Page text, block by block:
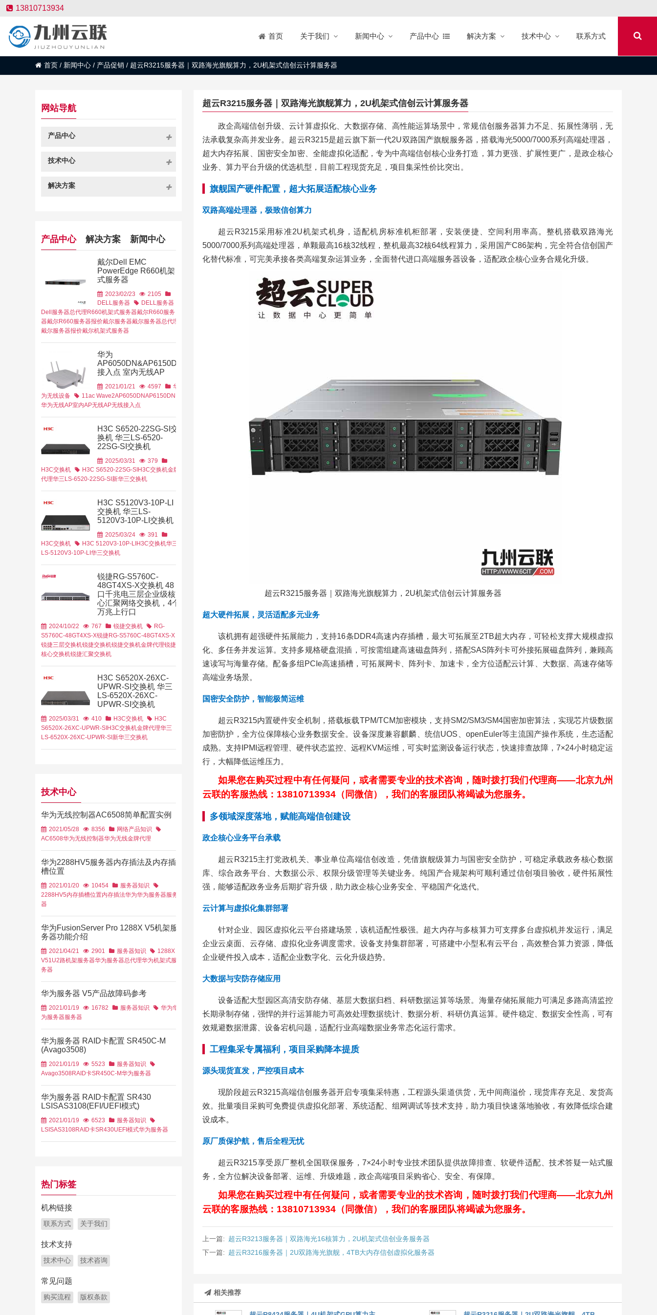
13810713934
首页 关于我们 新闻中心 产品中心 解决方案 技术中心 联系方式
首页 / 新闻中心 / 产品促销 / 超云R3215服务器｜双路海光旗舰算力，2U机架式信创云计算服务器
超云R3215服务器｜双路海光旗舰算力，2U机架式信创云计算服务器
政企高端信创升级、云计算虚拟化、大数据存储、高性能运算场景中，常规信创服务器算力不足、拓展性薄弱，无
法承载复杂高并发业务。超云R3215是超云旗下新一代2U双路国产旗舰服务器，搭载海光5000/7000系列高端处理器，
超大内存拓展、国密安全加密、全能虚拟化适配，专为中高端信创核心业务打造，算力更强、扩展性更广，是政企核心
业务、算力平台升级的优选机型，目前工程现货充足，项目集采性价比突出。
旗舰国产硬件配置，超大拓展适配核心业务
双路高端处理器，极致信创算力
超云R3215采用标准2U机架式机身，适配机房标准机柜部署，安装便捷、空间利用率高。整机搭载双路海光
5000/7000系列高端处理器，单颗最高16核32线程，整机最高32核64线程算力，采用国产C86架构，完全符合信创国产
化替代标准，可完美承接各类高端复杂运算业务，全面替代进口高端服务器设备，适配政企核心业务合规化升级。
超云R3215服务器｜双路海光旗舰算力，2U机架式信创云计算服务器
超大硬件拓展，灵活适配多元业务
该机拥有超强硬件拓展能力，支持16条DDR4高速内存插槽，最大可拓展至2TB超大内存，可轻松支撑大规模虚拟
化、多任务并发运算。支持多规格硬盘混插，可按需组建高速磁盘阵列，搭配SAS阵列卡可外接拓展磁盘阵列，兼顾高
速读写与海量存储。配备多组PCIe高速插槽，可拓展网卡、阵列卡、加速卡，全方位适配云计算、大数据、高速存储等
高端业务场景。
国密安全防护，智能极简运维
超云R3215内置硬件安全机制，搭载板载TPM/TCM加密模块，支持SM2/SM3/SM4国密加密算法，实现芯片级数据
加密防护，全方位保障核心业务数据安全。设备深度兼容麒麟、统信UOS、openEuler等主流国产操作系统，生态适配
成熟。支持IPMI远程管理、硬件状态监控、远程KVM运维，可实时监测设备运行状态，快速排查故障，7×24小时稳定运
行，大幅降低运维压力。
如果您在购买过程中有任何疑问，或者需要专业的技术咨询，随时拨打我们代理商——北京九州
云联的客服热线：13810713934（同微信），我们的客服团队将竭诚为您服务。
多领域深度落地，赋能高端信创建设
政企核心业务平台承载
超云R3215主打党政机关、事业单位高端信创改造，凭借旗舰级算力与国密安全防护，可稳定承载政务核心数据
库、综合政务平台、大数据公示、权限分级管理等关键业务。纯国产合规架构可顺利通过信创项目验收，硬件拓展性
强，能够适配政务业务后期扩容升级，助力政企核心业务安全、平稳国产化迭代。
云计算与虚拟化集群部署
针对企业、园区虚拟化云平台搭建场景，该机适配性极强。超大内存与多核算力可支撑多台虚拟机并发运行，满足
企业云桌面、云存储、虚拟化业务调度需求。设备支持集群部署，可搭建中小型私有云平台，高效整合算力资源，降低
企业硬件投入成本，适配企业数字化、云化升级趋势。
大数据与安防存储应用
设备适配大型园区高清安防存储、基层大数据归档、科研数据运算等场景。海量存储拓展能力可满足多路高清监控
长期录制存储，强悍的并行运算能力可高效处理数据统计、数据分析、科研仿真运算。硬件稳定、数据安全性高，可有
效规避数据泄露、设备宕机问题，适配行业高端数据业务常态化运行需求。
工程集采专属福利，项目采购降本提质
源头现货直发，严控项目成本
现阶段超云R3215高端信创服务器开启专项集采特惠，工程源头渠道供货，无中间商溢价，现货库存充足、发货高
效。批量项目采购可免费提供虚拟化部署、系统适配、组网调试等技术支持，助力项目快速落地验收，有效降低综合建
设成本。
原厂质保护航，售后全程无忧
超云R3215享受原厂整机全国联保服务，7×24小时专业技术团队提供故障排查、软硬件适配、技术答疑一站式服
务，全方位解决设备部署、运维、升级难题，政企高端项目采购省心、安全、有保障。
如果您在购买过程中有任何疑问，或者需要专业的技术咨询，随时拨打我们代理商——北京九州
云联的客服热线：13810713934（同微信），我们的客服团队将竭诚为您服务。
上一篇: 超云R3213服务器｜双路海光16核算力，2U机架式信创业务服务器
下一篇: 超云R3216服务器｜2U双路海光旗舰，4TB大内存信创虚拟化服务器
相关推荐
网站导航
产品中心
技术中心
解决方案
产品中心 解决方案 新闻中心
戴尔Dell EMC
PowerEdge R660机架
式服务器
2023/02/23
2105
DELL服务器
DELL服务器
Dell服务器总代理 R660机架式服务器戴尔R660服务
器戴尔R660服务器报价戴尔服务器戴尔服务器总代理
戴尔服务器报价戴尔机架式服务器
华为
AP6050DN&AP6150DN
接入点 室内无线AP
2021/01/21 4597
华
为无线设备
11ac Wave2AP6050DNAP6150DN
华为无线AP室内AP无线AP无线接入点
H3C S6520-22SG-SI交
换机 华三LS-6520-
22SG-SI交换机
2025/03/31
379
H3C交换机
H3C S6520-22SG-SI H3C交换机金牌
代理华三LS-6520-22SG-SI 新华三交换机
H3C S5120V3-10P-LI
交换机 华三LS-
5120V3-10P-LI交换机
2025/03/24
391
H3C交换机
H3C 5120V3-10P-LI H3C交换机华三
LS-5120V3-10P-LI 华三交换机
锐捷RG-S5760C-
48GT4XS-X交换机 48
口千兆电三层企业级核
心汇聚网络交换机，4个
万兆上行口
2024/10/22 767 锐捷交换机
RG-
S5760C-48GT4XS-X锐捷RG-S5760C-48GT4XS-X
锐捷三层交换机锐捷交换机锐捷交换机金牌代理锐捷
核心交换机锐捷汇聚交换机
H3C S6520X-26XC-
UPWR-SI交换机 华三
LS-6520X-26XC-
UPWR-SI交换机
2025/03/31 410 H3C交换机
H3C
S6520X-26XC-UPWR-SI H3C交换机金牌代理华三
LS-6520X-26XC-UPWR-SI 新华三交换机
企业WLAN场景化设计
无线解决方案
2021/04/07 2436
其
政府行业 WLAN交通
华为无线控制器 华为无线金
数据中心虚拟化解决方
2021/01/20 3897
互
联网行业
其他行业 医疗行业 教
数据中心虚拟化解决方案
企业无线ap覆盖方案
智慧城轨，“云”领未来
——华为助力呼和浩特
元
华为S5720 LI/SI/EI/HI
对比
品促销
交换机
S5730交换机 华为交换机
品促销
智能服务器服务器操作系统机柜服务器超
超聚变G5500V6服务
器：高性能算力平台，
解锁多元应用场景
2025/12/15 213
产
品促销
品促销
S5700交换机S5720交换机S5730交换机
产海光2U机架式，信创
办公专用算力设备
品促销
技术中心
华为无线控制器AC6508简单配置实例
2021/05/28 8356
网络产品知识
AC6508华为无线控制器华为无线金牌代理
华为2288HV5服务器内存插法及内存插
槽位置
2021/01/20 10454
服务器知识
2288HV5内存插槽位置内存插法华为华为服务器服务
器
华为FusionServer Pro 1288X V5机架服
务器功能介绍
2021/04/21 2901 服务器知识
1288X
V51U2路机架服务器华为服务器总代理华为机架式服
务器
华为服务器 V5产品故障码参考
2021/01/19 16782 服务器知识 华为华
为服务器服务器
华为服务器 RAID卡配置 SR450C-M
(Avago3508)
2021/01/19 5523
服务器知识
Avago3508RAID卡SR450C-M华为服务器
华为服务器 RAID卡配置 SR430
LSISAS3108(EFI/UEFI模式)
2021/01/19 6523
服务器知识
LSISAS3108RAID卡SR430UEFI模式华为服务器
热门标签
机构链接
联系方式 关于我们
技术支持
技术中心 技术咨询
常见问题
购买流程 版权条款